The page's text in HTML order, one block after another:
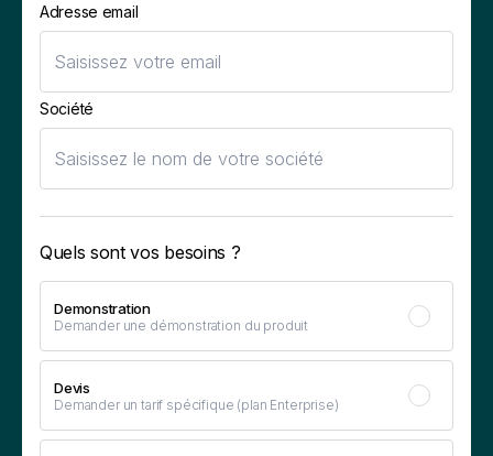
Adresse email
Société
Quels sont vos besoins ?
Demonstration
Demander une démonstration du produit
Devis
Demander un tarif spécifique (plan Enterprise)